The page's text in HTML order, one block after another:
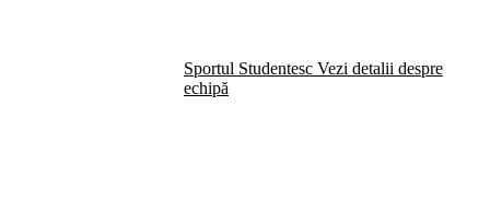
Sportul Studentesc Vezi detalii despre
echipă